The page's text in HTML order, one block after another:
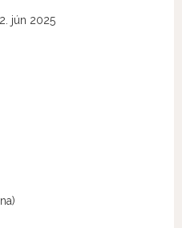
jún 2025